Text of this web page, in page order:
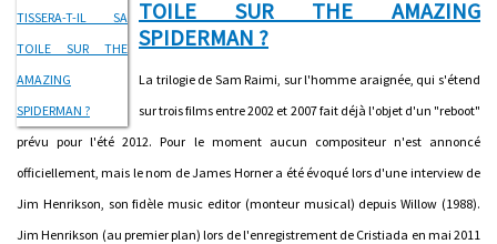
TOILE SUR THE AMAZING
SPIDERMAN ?
La trilogie de Sam Raimi, sur l'homme araignée, qui s'étend
sur trois films entre 2002 et 2007 fait déjà l'objet d'un "reboot"
prévu pour l'été 2012. Pour le moment aucun compositeur n'est annoncé
officiellement, mais le nom de James Horner a été évoqué lors d'une interview de
Jim Henrikson, son fidèle music editor (monteur musical) depuis Willow (1988).
Jim Henrikson (au premier plan) lors de l'enregistrement de Cristiada en mai 2011